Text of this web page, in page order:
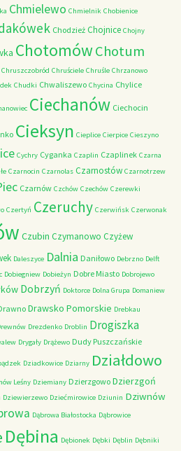
Chmielewo Chmielnik Chobienice
Chodzież Chojnice Chojny
ChotomówChotum
Chruszczobród Chruściele Chruśle Chrzanowo
Chudki Chwaliszewo Chycina Chylice
Ciechanów Ciechocin
Cieksyn Cieplice Cierpice Cieszyno
Cychry Cyganka Czaplin Czaplinek Czarna
Czarnocin Czarnolas Czarnostów Czarnotrzew
Czarnów Czchów Czechów Czerewki
Czertyń Czeruchy Czerwińsk Czerwonak
Czubin Czymanowo Czyżew
Daleszyce Dalnia Daniłowo Debrzno Delft
Dobiegniew Dobieżyn Dobre Miasto Dobrojewo
Dobrzyń Doktorce Dolna Grupa Domaniew
Drawsko Pomorskie Drebkau
Drezdenko Droblin Drogiszka
Drygały Drążewo Dudy Puszczańskie
Dziadkowice Dziarny Działdowo
Leśny Dziemiany Dzierzgowo Dzierzgoń
Dziewierzewo Dziećmirowice Dziunin Dziwnów
Dąbrowa Białostocka Dąbrowice
Dębina Dębionek Dębki Dęblin Dębniki